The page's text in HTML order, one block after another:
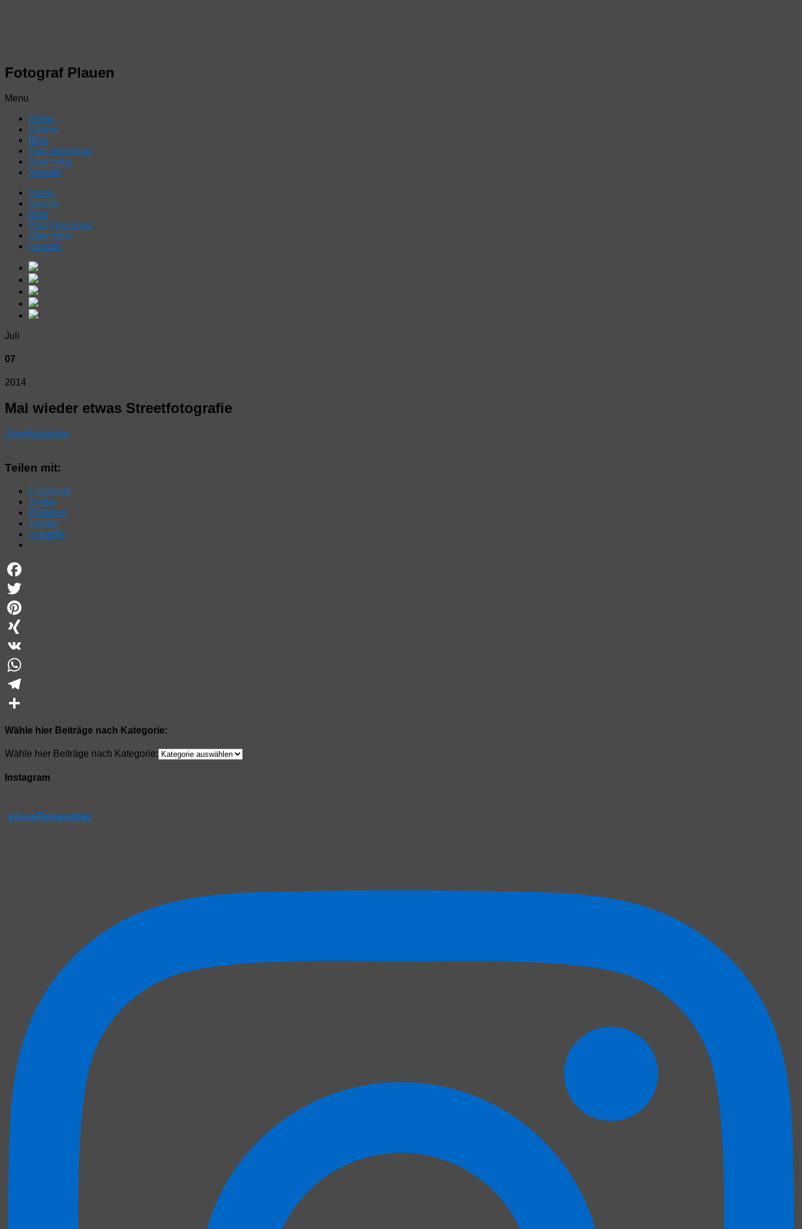
Fotograf Plauen
Menu
Home
Galerie
Blog
Foto download
Über mich
Kontakt
Home
Galerie
Blog
Foto download
Über mich
Kontakt
Juli
07
2014
Mal wieder etwas Streetfotografie
Streetfotografie
Teilen mit:
Facebook
Twitter
Pinterest
Tumblr
LinkedIn
Facebook
Twitter
Pinterest
XING
VK
WhatsApp
Telegram
Wähle hier Beiträge nach Kategorie:
Wähle hier Beiträge nach Kategorie:
Instagram
visuelleneugier